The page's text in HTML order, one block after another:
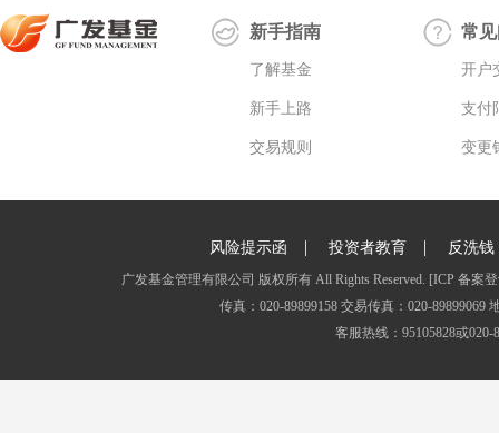
新手指南
了解基金
新手上路
交易规则
常
开户
支付
变更
风险提示函 | 投资者教育 | 反洗钱
广发基金管理有限公司 版权所有 All Rights Reserved. [ICP 备案
传真：020-89899158 交易传真：020-
客服热线：95105828或020-